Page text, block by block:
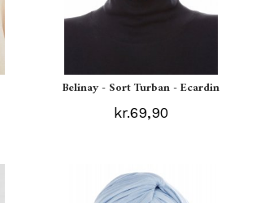
Belinay - Sort Turban - Ecardin
kr.69,90